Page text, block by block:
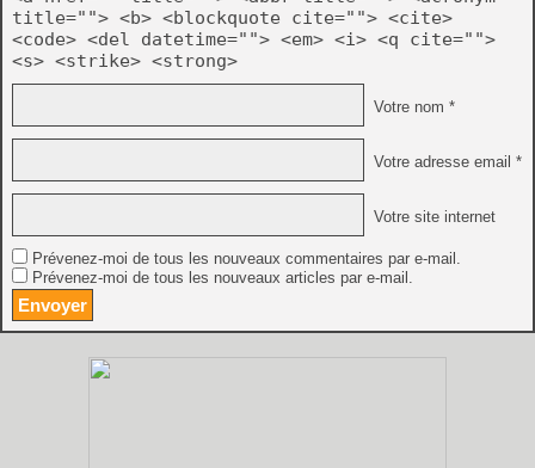
title=""> <b> <blockquote cite=""> <cite>
<code> <del datetime=""> <em> <i> <q cite="">
<s> <strike> <strong>
Votre nom *
Votre adresse email *
Votre site internet
Prévenez-moi de tous les nouveaux commentaires par e-mail.
Prévenez-moi de tous les nouveaux articles par e-mail.